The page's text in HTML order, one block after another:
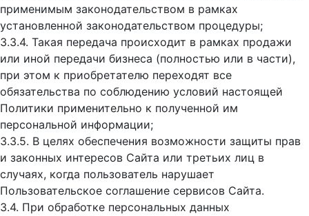
применимым законодательством в рамках
установленной законодательством процедуры;
3.3.4. Такая передача происходит в рамках продажи
или иной передачи бизнеса (полностью или в части),
при этом к приобретателю переходят все
обязательства по соблюдению условий настоящей
Политики применительно к полученной им
персональной информации;
3.3.5. В целях обеспечения возможности защиты прав
и законных интересов Сайта или третьих лиц в
случаях, когда пользователь нарушает
Пользовательское соглашение сервисов Сайта.
3.4. При обработке персональных данных